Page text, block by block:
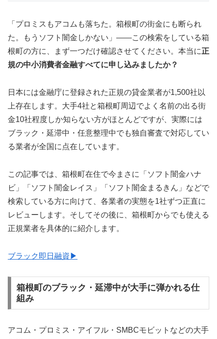
「プロミスもアコムも落ちた。箱根町の街金にも断られ
た。もうソフト闇金しかない」——この検索をしている箱
根町の方に、まず一つだけ確認させてください。本当に正
規の中小消費者金融すべてに申し込みましたか？
日本には金融庁に登録された正規の貸金業者が1,500社以
上存在します。大手4社と箱根町周辺でよく名前の出る街
金10社程度しか知らない方がほとんどですが、実際には
ブラック・延滞中・任意整理中でも独自審査で対応してい
る業者が全国に点在しています。
この記事では、箱根町在住で今まさに「ソフト闇金ハナ
ビ」「ソフト闇金レイス」「ソフト闇金まるきん」などで
検索している方に向けて、各業者の実態を1社ずつ正直に
レビューします。そしてその後に、箱根町からでも使える
正規業者を具体的に紹介します。
ブラック即日融資▶
箱根町のブラック・延滞中が大手に弾かれる仕
組み
アコム・プロミス・アイフル・SMBCモビットなどの大手